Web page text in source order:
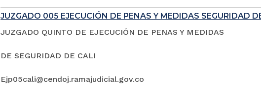
JUZGADO 005 EJECUCIÓN DE PENAS Y MEDIDAS SEGURIDAD
JUZGADO QUINTO DE EJECUCIÓN DE PENAS Y MEDIDAS
DE SEGURIDAD DE CALI
Ejp05cali@cendoj.ramajudicial.gov.co